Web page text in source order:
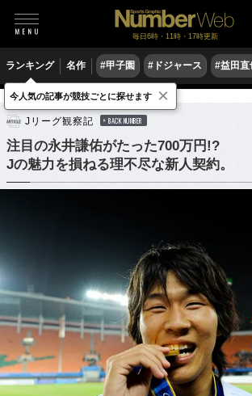
毎日6時・11時・17時更新
ランキング 名作 #甲子園 #ドジャース #益田直
サッカー Jリーグ
Jリーグ観察記 BACK NUMBER
注目の永井謙佑がたった700万円!?
Jの魅力を損ねる理不尽な新人契約。
今人気の記事が競技ごとに探せます ×